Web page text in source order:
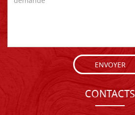
ENVOYER
CONTACTS